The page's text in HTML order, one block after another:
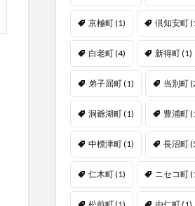
京極町(1) 倶知安町
白老町(4) 新得町(1)
弟子屈町(1) 当別町
洞爺湖町(1) 豊浦町
中標津町(1) 長沼町
仁木町(1) ニセコ町
松前町(1) 由仁町(1)